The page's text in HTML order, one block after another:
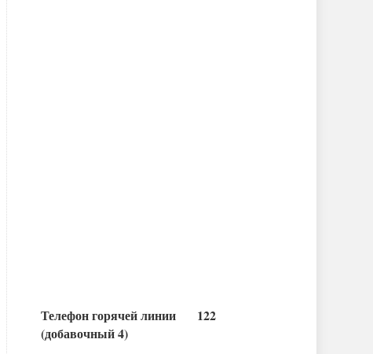
Телефон горячей линии 122
(добавочный 4)